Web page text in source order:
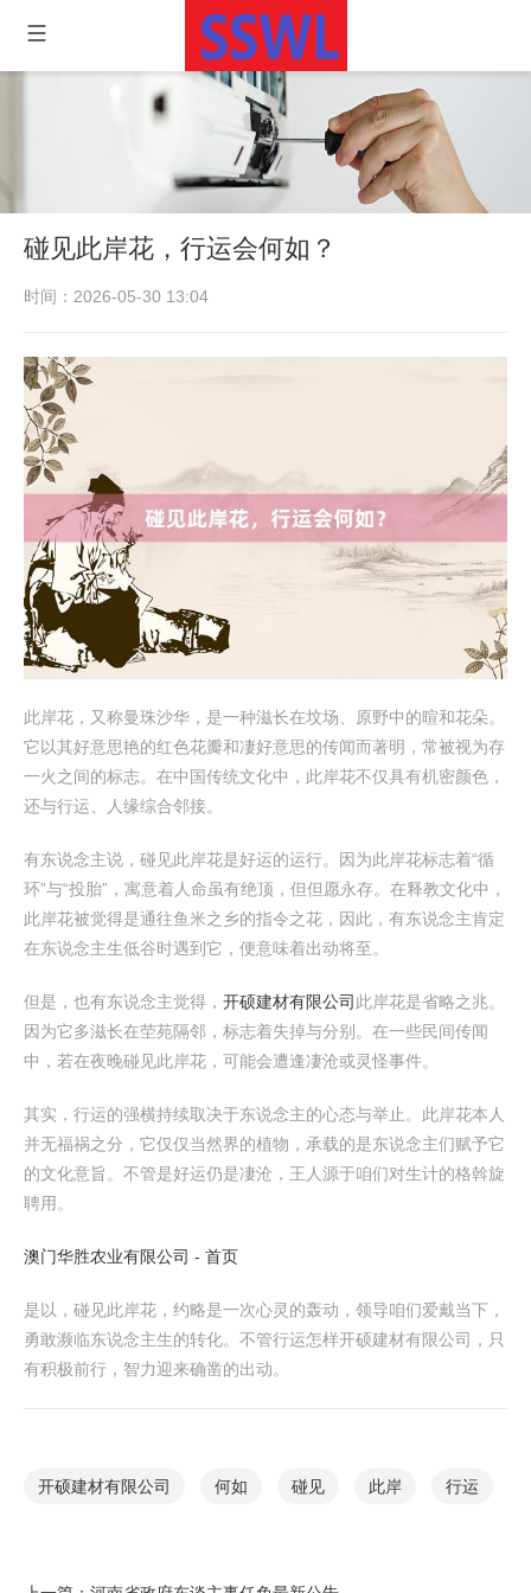
碰见此岸花，行运会何如？
时间：2026-05-30 13:04
此岸花，又称曼珠沙华，是一种滋长在坟场、原野中的暄和花朵。
它以其好意思艳的红色花瓣和凄好意思的传闻而著明，常被视为存
一火之间的标志。在中国传统文化中，此岸花不仅具有机密颜色，
还与行运、人缘综合邻接。
有东说念主说，碰见此岸花是好运的运行。因为此岸花标志着“循
环”与“投胎”，寓意着人命虽有绝顶，但但愿永存。在释教文化中，
此岸花被觉得是通往鱼米之乡的指令之花，因此，有东说念主肯定
在东说念主生低谷时遇到它，便意味着出动将至。
但是，也有东说念主觉得， 开硕建材有限公司 此岸花是省略之兆。
因为它多滋长在茔苑隔邻，标志着失掉与分别。在一些民间传闻
中，若在夜晚碰见此岸花，可能会遭逢凄沧或灵怪事件。
其实，行运的强横持续取决于东说念主的心态与举止。此岸花本人
并无福祸之分，它仅仅当然界的植物，承载的是东说念主们赋予它
的文化意旨。不管是好运仍是凄沧，王人源于咱们对生计的格斡旋
聘用。
澳门华胜农业有限公司 - 首页
是以，碰见此岸花，约略是一次心灵的轰动，领导咱们爱戴当下，
勇敢濒临东说念主生的转化。不管行运怎样开硕建材有限公司，只
有积极前行，智力迎来确凿的出动。
开硕建材有限公司 何如 碰见 此岸 行运